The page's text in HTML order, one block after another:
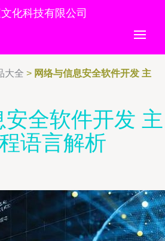
化科技有限公司
大全 > 网络与信息安全软件开发 主
安全软件开发 主
语言解析